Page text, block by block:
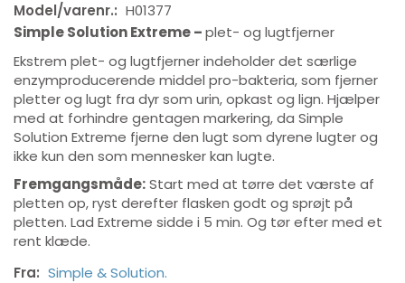
Model/varenr.: H01377
Simple Solution Extreme –plet- og lugtfjerner
Ekstrem plet- og lugtfjerner indeholder det særlige
enzymproducerende middel pro-bakteria, som fjerner
pletter og lugt fra dyr som urin, opkast og lign. Hjælper
med at forhindre gentagen markering, da Simple
Solution Extreme fjerne den lugt som dyrene lugter og
ikke kun den som mennesker kan lugte.
Fremgangsmåde:Start med at tørre det værste af
pletten op, ryst derefter flasken godt og sprøjt på
pletten. Lad Extreme sidde i 5 min. Og tør efter med et
rent klæde.
Fra: Simple & Solution.